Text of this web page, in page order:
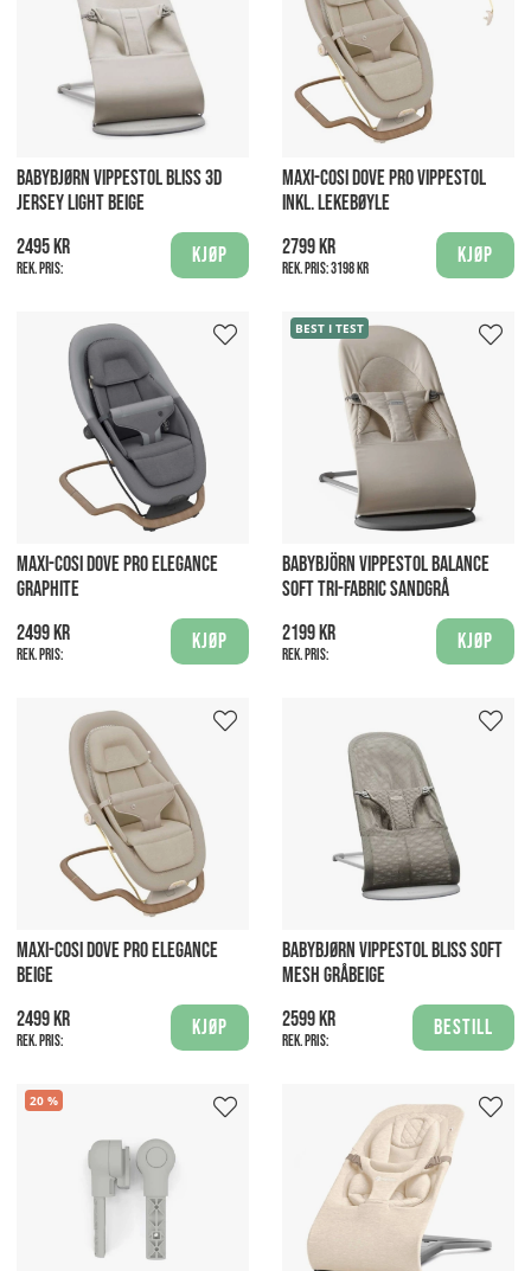
BABYBJØRN VIPPESTOL BLISS 3D
JERSEY LIGHT BEIGE
2495 kr
Rek. pris:
Kjøp
MAXI-COSI DOVE PRO VIPPESTOL
INKL. LEKEBØYLE
2799 kr
Rek. pris:3198 kr
Kjøp
MAXI-COSI DOVE PRO ELEGANCE
GRAPHITE
2499 kr
Rek. pris:
Kjøp
BEST I TEST
BABYBJÖRN VIPPESTOL BALANCE
SOFT TRI-FABRIC SANDGRÅ
2199 kr
Rek. pris:
Kjøp
MAXI-COSI DOVE PRO ELEGANCE
BEIGE
2499 kr
Rek. pris:
Kjøp
BABYBJØRN VIPPESTOL BLISS SOFT
MESH GRÅBEIGE
2599 kr
Rek. pris:
Bestill
20